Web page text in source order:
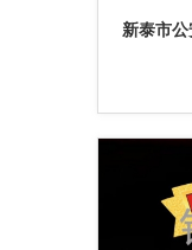
新泰市